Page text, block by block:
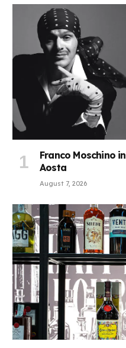
Franco Moschino
Aosta
August 7, 2026